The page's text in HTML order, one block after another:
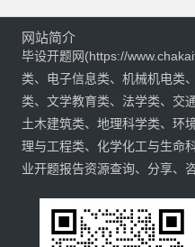
网站简介
毕设开题网(https://
类、电子信息类、机械机电类
类、文学教育类、法学类、交
土木建筑类、地理科学类、环
理与工程类、化学化工与生命
业开题报告资源查询、分享、